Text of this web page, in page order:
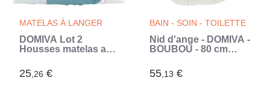
MATELAS À LANGER
DOMIVA Lot 2
Housses matelas a
polycoton - oeko-Tex
- Blanc/Nile - 50 x 75
25,26 €
BAIN - SOIN - TOILETTE
Nid d'ange - DOMIVA -
BOUBOU - 80 cm
55,13 €